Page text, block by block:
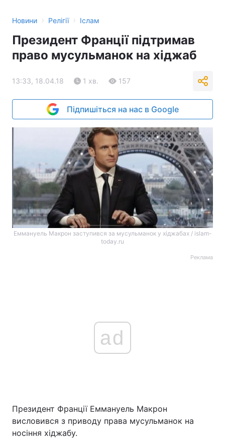
Новини › Релігії › Іслам
Президент Франції підтримав
право мусульманок на хіджаб
13:33, 18.04.18 1 хв. 157
Підпишіться на нас в Google
Еммануель Макрон заступився за мусульманок у хіджабах / islam-
today.ru
Реклама
ad
Президент Франції Еммануель Макрон
висловився з приводу права мусульманок на
носіння хіджабу.